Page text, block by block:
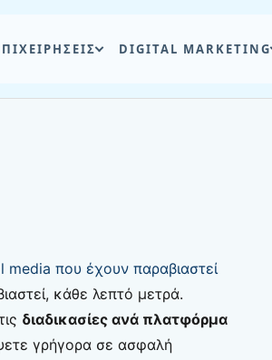
DIGITAL MARKETING
που έχουν παραβιαστεί
κάθε λεπτό μετρά.
διαδικασίες ανά πλατφόρμα
γρήγορα σε ασφαλή